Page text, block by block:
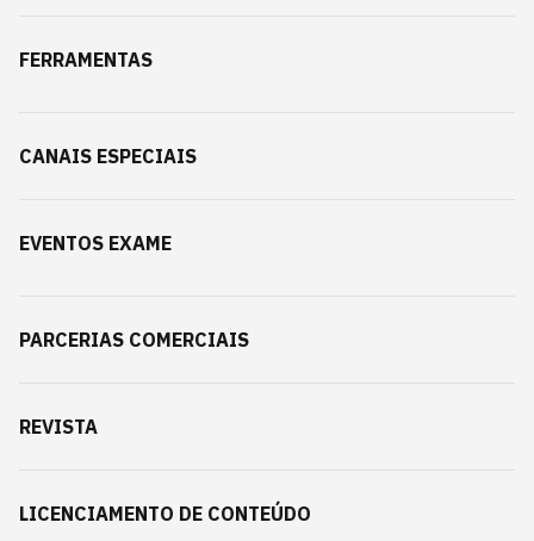
FERRAMENTAS
CANAIS ESPECIAIS
EVENTOS EXAME
PARCERIAS COMERCIAIS
REVISTA
LICENCIAMENTO DE CONTEÚDO